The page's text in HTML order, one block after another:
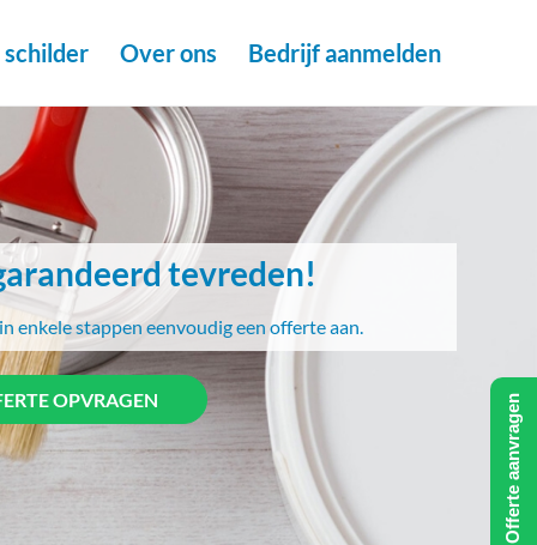
Over ons Bedrijf aanmelden
tevreden!
enkele stappen eenvoudig een offerte aan.
OPVRAGEN Offerte aanvragen